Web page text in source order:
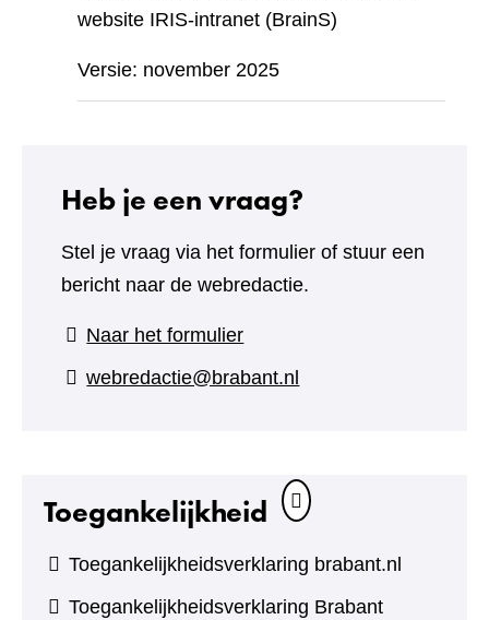
website IRIS-intranet (BrainS)
Versie: november 2025
Heb je een vraag?
Stel je vraag via het formulier of stuur een
bericht naar de webredactie.
Naar het formulier(verwijst
naar
webredactie@brabant.nl
Toegankelijkheid
Toegankelijkheidsverklaring brabant.nl
Toegankelijkheidsverklaring Brabant